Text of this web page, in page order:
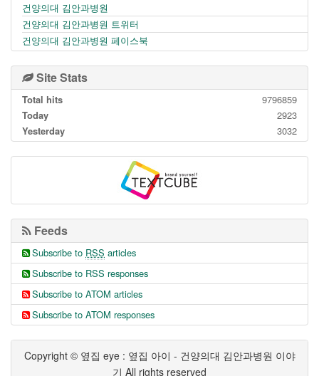
건양의대 김안과병원
건양의대 김안과병원 트위터
건양의대 김안과병원 페이스북
Site Stats
Total hits
9796859
Today
2923
Yesterday
3032
Feeds
Subscribe to RSS articles
Subscribe to RSS responses
Subscribe to ATOM articles
Subscribe to ATOM responses
Copyright © 옆집 eye : 옆집 아이 - 건양의대 김안과병원 이야
기 All rights reserved